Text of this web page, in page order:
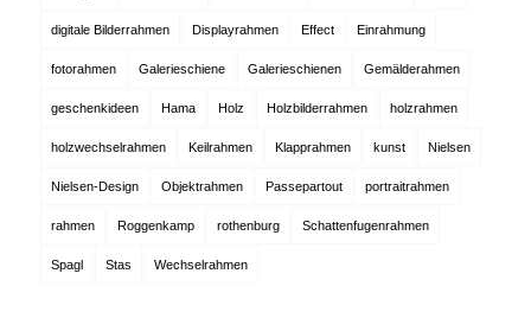
digitale Bilderrahmen Displayrahmen Effect Einrahmung
fotorahmen Galerieschiene Galerieschienen Gemälderahmen
geschenkideen Hama Holz Holzbilderrahmen holzrahmen
holzwechselrahmen Keilrahmen Klapprahmen kunst Nielsen
Nielsen-Design Objektrahmen Passepartout portraitrahmen
rahmen Roggenkamp rothenburg Schattenfugenrahmen
Spagl Stas Wechselrahmen